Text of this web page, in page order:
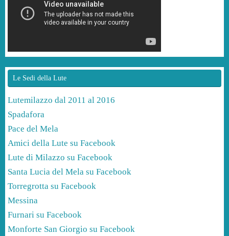
Le Sedi della Lute
Lutemilazzo dal 2011 al 2016
Spadafora
Pace del Mela
Amici della Lute su Facebook
Lute di Milazzo su Facebook
Santa Lucia del Mela su Facebook
Torregrotta su Facebook
Messina
Furnari su Facebook
Monforte San Giorgio su Facebook